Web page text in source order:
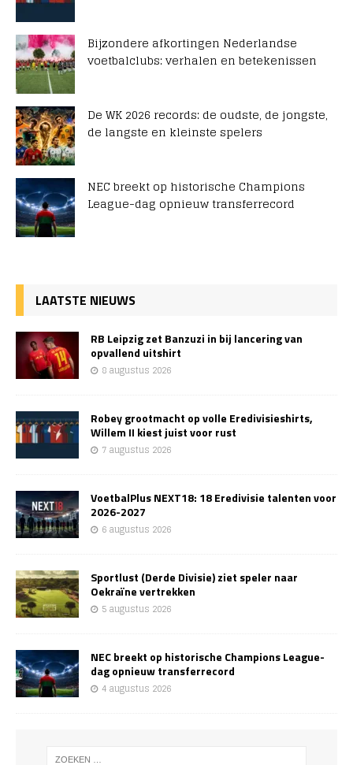
Bijzondere afkortingen Nederlandse
voetbalclubs: verhalen en betekenissen
De WK 2026 records: de oudste, de jongste,
de langste en kleinste spelers
NEC breekt op historische Champions
League-dag opnieuw transferrecord
LAATSTE NIEUWS
RB Leipzig zet Banzuzi in bij lancering van
opvallend uitshirt
8 augustus 2026
Robey grootmacht op volle Eredivisieshirts,
Willem II kiest juist voor rust
7 augustus 2026
VoetbalPlus NEXT18: 18 Eredivisie talenten voor
2026-2027
6 augustus 2026
Sportlust (Derde Divisie) ziet speler naar
Oekraïne vertrekken
5 augustus 2026
NEC breekt op historische Champions League-
dag opnieuw transferrecord
4 augustus 2026